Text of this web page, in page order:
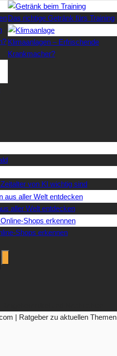
Das richtige Getränk fürs Training
Klimaanlagen – Erfrischende
Krankmacher?
von KI wichtig sind
aller Welt entdecken
Shops erkennen
| Ratgeber zu aktuellen Themen